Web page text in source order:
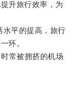
升旅行效率，为
平的提高，旅行
环。
常被拥挤的机场